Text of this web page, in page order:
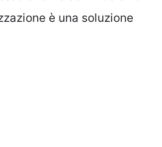
è una soluzione